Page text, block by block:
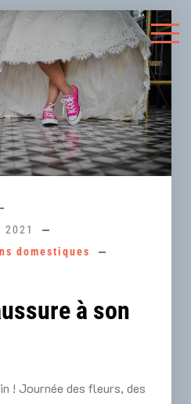
domestiques
à son
! Journée des fleurs, des